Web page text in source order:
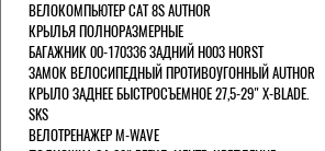
ВЕЛОКОМПЬЮТЕР CAT 8S AUTHOR
КРЫЛЬЯ ПОЛНОРАЗМЕРНЫЕ
БАГАЖНИК 00-170336 ЗАДНИЙ H003 HORST
ЗАМОК ВЕЛОСИПЕДНЫЙ ПРОТИВОУГОННЫЙ AUTHOR
КРЫЛО ЗАДНЕЕ БЫСТРОСЪЕМНОЕ 27,5-29" X-BLADE.
SKS
ВЕЛОТРЕНАЖЕР M-WAVE